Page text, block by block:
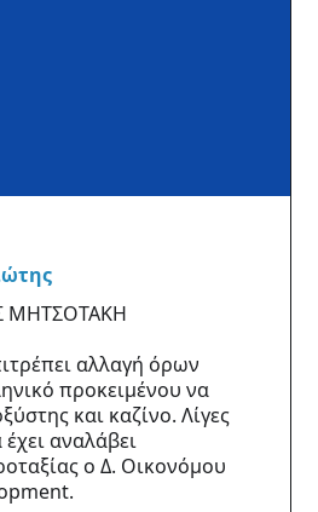
ΜΗΤΣΟΤΑΚΗ
αλλαγή όρων
προκειμένου να
αναλάβει
ο Δ. Οικονόμου